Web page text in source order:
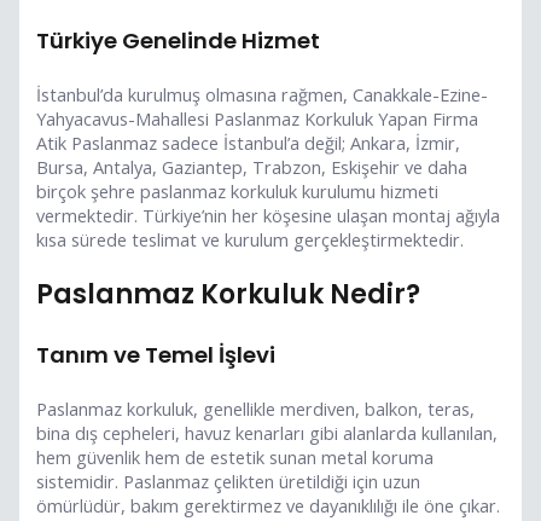
Türkiye Genelinde Hizmet
İstanbul’da kurulmuş olmasına rağmen, Canakkale-Ezine-
Yahyacavus-Mahallesi Paslanmaz Korkuluk Yapan Firma
Atik Paslanmaz sadece İstanbul’a değil; Ankara, İzmir,
Bursa, Antalya, Gaziantep, Trabzon, Eskişehir ve daha
birçok şehre paslanmaz korkuluk kurulumu hizmeti
vermektedir. Türkiye’nin her köşesine ulaşan montaj ağıyla
kısa sürede teslimat ve kurulum gerçekleştirmektedir.
Paslanmaz Korkuluk Nedir?
Tanım ve Temel İşlevi
Paslanmaz korkuluk, genellikle merdiven, balkon, teras,
bina dış cepheleri, havuz kenarları gibi alanlarda kullanılan,
hem güvenlik hem de estetik sunan metal koruma
sistemidir. Paslanmaz çelikten üretildiği için uzun
ömürlüdür, bakım gerektirmez ve dayanıklılığı ile öne çıkar.